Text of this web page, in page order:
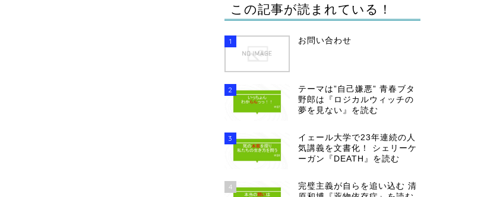
この記事が読まれている！
1 お問い合わせ
2
テーマは”自己嫌悪” 青春ブタ
野郎は『ロジカルウィッチの
夢を見ない』を読む
3
イェール大学で23年連続の人
気講義を文書化！ シェリーケ
ーガン『DEATH』を読む
4
完璧主義が自らを追い込む 清